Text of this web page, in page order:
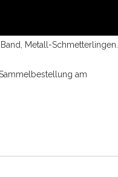
Metall-Schmetterlingen.
am